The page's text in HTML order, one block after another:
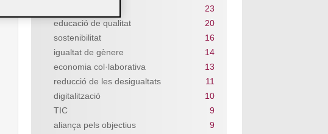
23
educació de qualitat
20
sostenibilitat
16
igualtat de gènere
14
economia col·laborativa
13
reducció de les desigualtats
11
digitalització
10
TIC
9
aliança pels objectius
9